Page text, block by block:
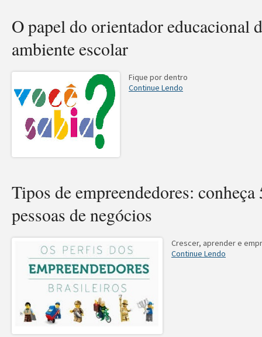
O papel do orientador educacional
ambiente escolar
Fique por dentro
Continue Lendo
Tipos de empreendedores: conheça
pessoas de negócios
Crescer, aprender e
Continue Lendo